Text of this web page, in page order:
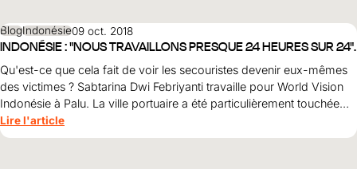
BlogIndonésie09 oct. 2018
INDONÉSIE : "NOUS TRAVAILLONS PRESQUE 24 HEURES SUR 24".
Qu'est-ce que cela fait de voir les secouristes devenir eux-mêmes
des victimes ? Sabtarina Dwi Febriyanti travaille pour World Vision
Indonésie à Palu. La ville portuaire a été particulièrement touchée
par le tremblement de terre et le tsunami. Elle écrit ici ce qu'elle a
vécu.
Lire l'article